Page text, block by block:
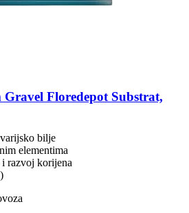
Floredepot Substrat,
bilje
elementima
i razvoj korijena